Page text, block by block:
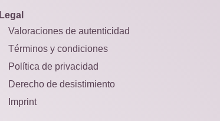
Legal
Valoraciones de autenticidad
Términos y condiciones
Política de privacidad
Derecho de desistimiento
Imprint